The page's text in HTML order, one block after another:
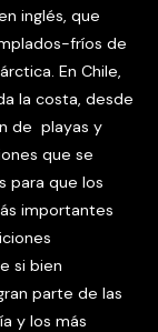
inglés, que
fríos de
En Chile,
la costa, desde
de playas y
que se
para que los
importantes
si bien
parte de las
y los más